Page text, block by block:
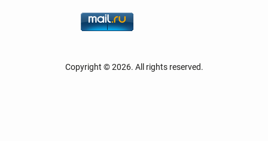
Copyright © 2026. All rights reserved.